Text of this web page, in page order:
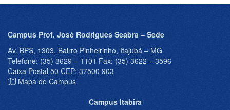
Campus Prof. José Rodrigues Seabra – Sede
Av. BPS, 1303, Bairro Pinheirinho, Itajubá – MG
Telefone: (35) 3629 – 1101 Fax: (35) 3622 – 3596
Caixa Postal 50 CEP: 37500 903
Mapa do Campus
Campus Itabira